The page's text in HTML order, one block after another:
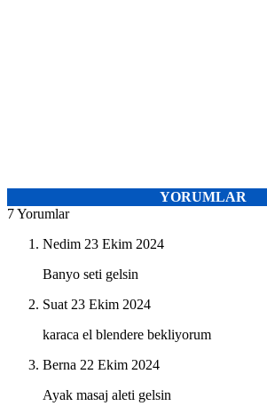
YORUMLAR
7 Yorumlar
Nedim 23 Ekim 2024
Banyo seti gelsin
Suat 23 Ekim 2024
karaca el blendere bekliyorum
Berna 22 Ekim 2024
Ayak masaj aleti gelsin